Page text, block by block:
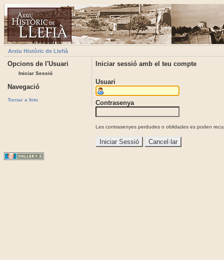
Arxiu Històric de Llefià
Opcions de l'Usuari
Iniciar Sessió
Navegació
Tornar a foto
Iniciar sessió amb el teu compte
Usuari
Contrasenya
Les contrasenyes perdudes o oblidades es poden